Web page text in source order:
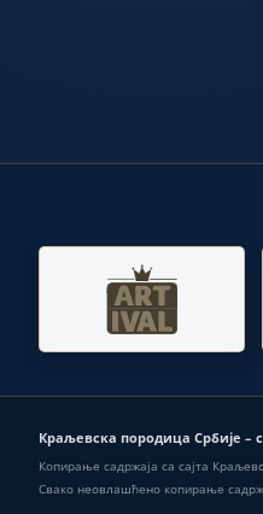
Краљевска породица Србије –
Копирање садржаја са сајта
Свако неовлашћено копирање